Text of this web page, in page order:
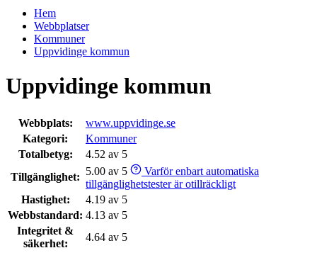
Hem
Webbplatser
Kommuner
Uppvidinge kommun
Uppvidinge kommun
Webbplats:
www.uppvidinge.se
Kategori:
Kommuner
Totalbetyg:
4.52 av 5
Tillgänglighet: 5.00 av 5
Varför enbart automatiska
tillgänglighetstester är otillräckligt
Hastighet:
4.19 av 5
Webbstandard: 4.13 av 5
Integritet &
säkerhet:
4.64 av 5